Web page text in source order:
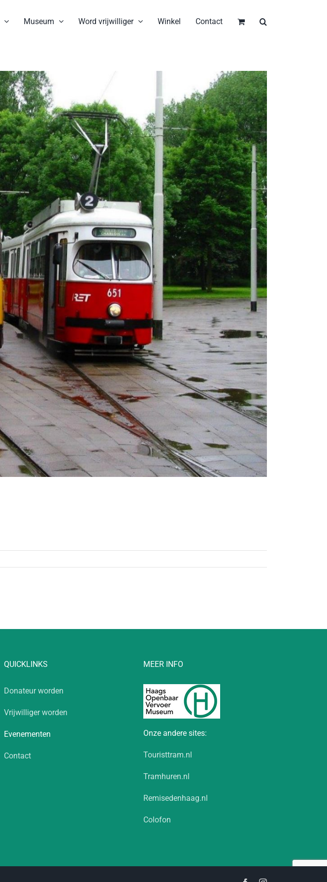
Museum Word vrijwilliger Winkel Contact
QUICKLINKS
Donateur worden
Vrijwilliger worden
Evenementen
Contact
MEER INFO
Onze andere sites:
Touristtram.nl
Tramhuren.nl
Remisedenhaag.nl
Colofon